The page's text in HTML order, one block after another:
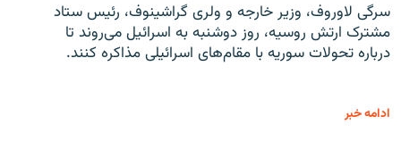
سرگی لاوروف، وزیر خارجه و ولری گراشینوف، رئیس ستاد
مشترک ارتش روسیه، روز دوشنبه به اسرائیل می‌روند تا
درباره تحولات سوریه با مقام‌های اسرائیلی مذاکره کنند.
ادامه خبر